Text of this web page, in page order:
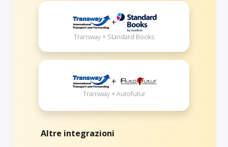
+
Transway + Standard Books
+
Transway + Autofutur
Altre integrazioni